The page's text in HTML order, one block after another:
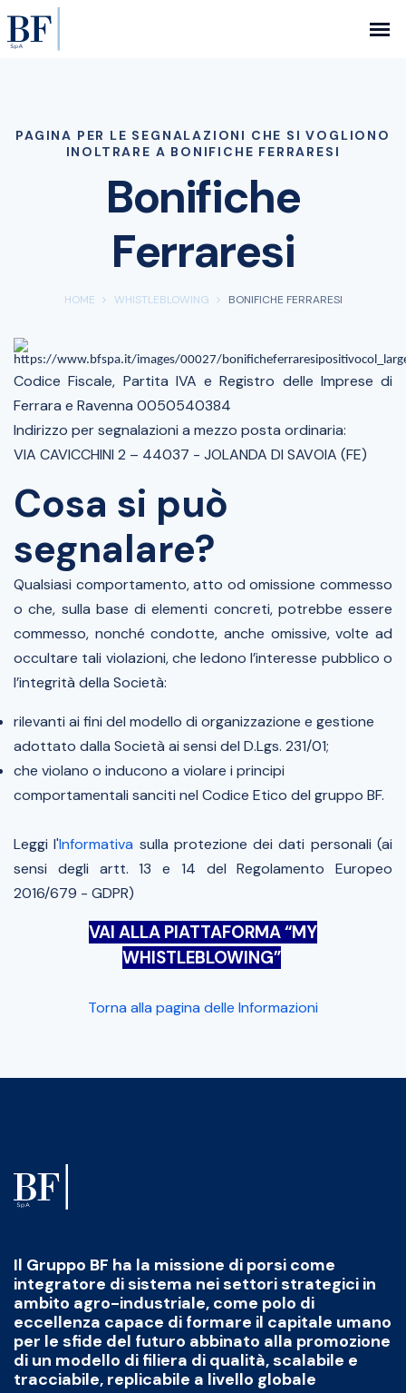
PAGINA PER LE SEGNALAZIONI CHE SI VOGLIONO
INOLTRARE A BONIFICHE FERRARESI
Bonifiche
Ferraresi
HOME WHISTLEBLOWING BONIFICHE FERRARESI
Codice Fiscale, Partita IVA e Registro delle Imprese di
Ferrara e Ravenna 0050540384
Indirizzo per segnalazioni a mezzo posta ordinaria:
VIA CAVICCHINI 2 – 44037 - JOLANDA DI SAVOIA (FE)
Cosa si può
segnalare?
Qualsiasi comportamento, atto od omissione commesso
o che, sulla base di elementi concreti, potrebbe essere
commesso, nonché condotte, anche omissive, volte ad
occultare tali violazioni, che ledono l’interesse pubblico o
l’integrità della Società:
rilevanti ai fini del modello di organizzazione e gestione
adottato dalla Società ai sensi del D.Lgs. 231/01;
che violano o inducono a violare i principi
comportamentali sanciti nel Codice Etico del gruppo BF.
Leggi l'Informativa sulla protezione dei dati personali (ai
sensi degli artt. 13 e 14 del Regolamento Europeo
2016/679 - GDPR)
VAI ALLA PIATTAFORMA “MY
WHISTLEBLOWING”
Torna alla pagina delle Informazioni
Il Gruppo BF ha la missione di porsi come
integratore di sistema nei settori strategici in
ambito agro-industriale, come polo di
eccellenza capace di formare il capitale umano
per le sfide del futuro abbinato alla promozione
di un modello di filiera di qualità, scalabile e
tracciabile, replicabile a livello globale